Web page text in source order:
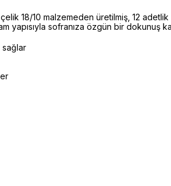
18/10 malzemeden üretilmiş, 12
yapısıyla sofranıza özgün bir dokunuş
sağlar